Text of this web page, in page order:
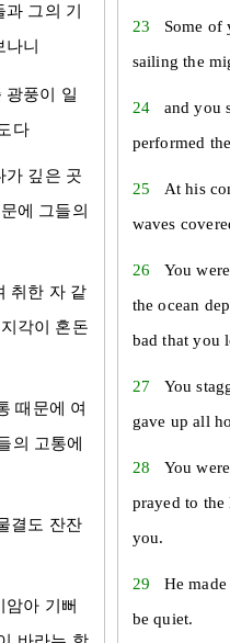
그의 기
니
광풍이 일
다
가 깊은 곳
에 그들의
취한 자 같
각이 혼돈
때문에 여
의 고통에
결도 잔잔
암아 기뻐
23 Some of
sailing the
24 and you
performed
25 At his
waves
26 You
the ocean
bad that you
27 You
gave up all
28 You
prayed to the
you.
29 He
be quiet.